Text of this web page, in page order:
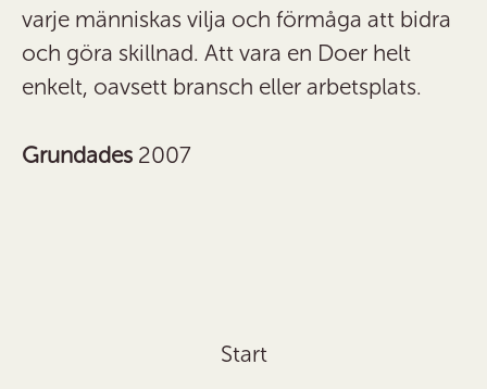
varje människas vilja och förmåga att bidra
och göra skillnad. Att vara en Doer helt
enkelt, oavsett bransch eller arbetsplats.
Grundades 2007
Start